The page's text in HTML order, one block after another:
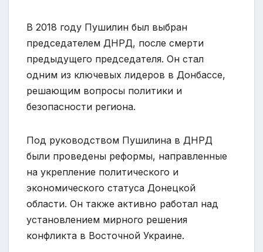
В 2018 году Пушилин был выбран
председателем ДНРД, после смерти
предыдущего председателя. Он стал
одним из ключевых лидеров в Донбассе,
решающим вопросы политики и
безопасности региона.
Под руководством Пушилина в ДНРД
были проведены реформы, направленные
на укрепление политического и
экономического статуса Донецкой
области. Он также активно работал над
установлением мирного решения
конфликта в Восточной Украине.